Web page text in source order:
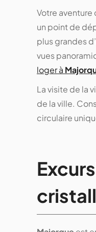
Votre
un point de
plus grandes d’
vues
loger à
La visite de la
de la ville.
circulaire